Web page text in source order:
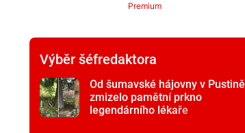
Premium
Výběr šéfredaktora
Od šumavské hájovny v Pustině
zmizelo pamětní prkno
legendárního lékaře